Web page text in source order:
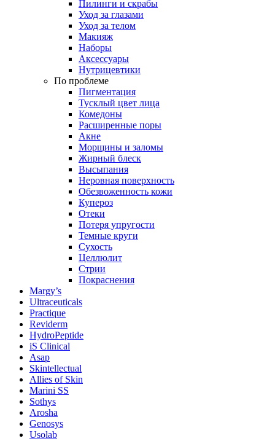
Пилинги и скрабы
Уход за глазами
Уход за телом
Макияж
Наборы
Аксессуары
Нутрицевтики
По проблеме
Пигментация
Тусклый цвет лица
Комедоны
Расширенные поры
Акне
Морщины и заломы
Жирный блеск
Высыпания
Неровная поверхность
Обезвоженность кожи
Купероз
Отеки
Потеря упругости
Темные круги
Сухость
Целлюлит
Стрии
Покраснения
Margy’s
Ultraceuticals
Practique
Reviderm
HydroPeptide
iS Clinical
Asap
Skintellectual
Allies of Skin
Marini SS
Sothys
Arosha
Genosys
Usolab